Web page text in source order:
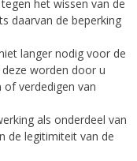
het wissen van de
daarvan de beperking
langer nodig voor de
worden door u
verdedigen van
als onderdeel van
de legitimiteit van de